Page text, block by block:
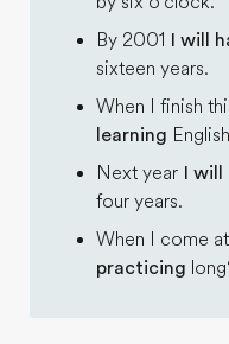
By 2001 I will
sixteen years.
When I finish
learning
Next year I will
four years.
When I come
practicing